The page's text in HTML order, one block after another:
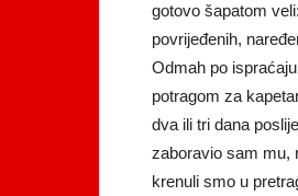
gotovo šapatom
povrijeđenih,
Odmah po
potragom za
dva ili tri dana
zaboravio sam mu,
krenuli smo u